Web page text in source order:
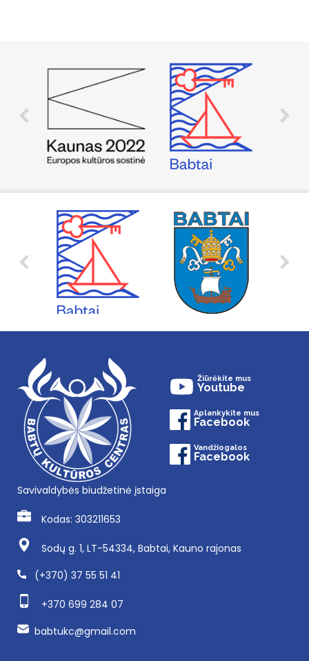
Žiūrėkite mus
Youtube
Aplankykite mus
Facebook
Vandžiogalos
Facebook
Savivaldybės biudžetinė įstaiga
Kodas: 303211653
Sodų g. 1, LT-54334, Babtai, Kauno rajonas
(+370) 37 55 51 41
+370 699 284 07
babtukc@gmail.com